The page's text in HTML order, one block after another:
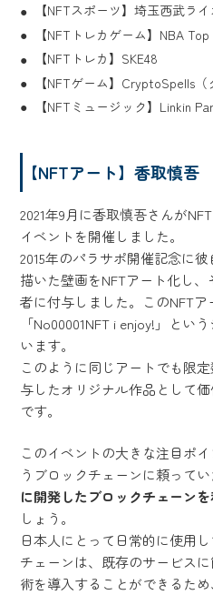
【NFTスポーツ】埼玉西武ラ
【NFTトレカゲーム】NBA
【NFTトレカ】SKE48
【NFTゲーム】CryptoSpells（
【NFTミュージック】Linkin
【NFTアート】香取慎吾
2021年9月に香取慎吾さんが
イベントを開催しました。
2015年のパラサポ開催記念に
描いた壁画をNFTアート化し
者に付与しました。このNFTア
「No00001NFT i enjoy!」とい
います。
このように同じアートでも限
与したオリジナル作品として
です。
このイベントの大きな注目ポ
うブロックチェーンに頼ってい
に開発したブロックチェーン
しょう。
日本人にとって日常的に使用
チェーンは、既存のサービス
術を導入することができるた